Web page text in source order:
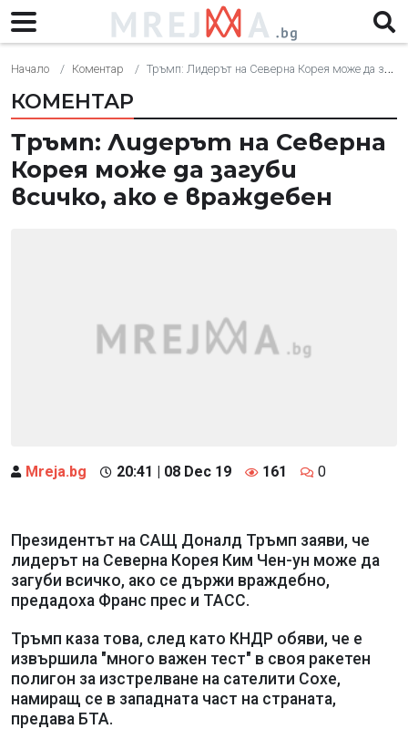
Начало Коментар Тръмп: Лидерът на Северна Корея може да загуби всичко, ако е враждебен
КОМЕНТАР
Тръмп: Лидерът на Северна
Корея може да загуби
всичко, ако е враждебен
Mreja.bg 20:41 | 08 Dec 19 161 0
Президентът на САЩ Доналд Тръмп заяви, че
лидерът на Северна Корея Ким Чен-ун може да
загуби всичко, ако се държи враждебно,
предадоха Франс прес и ТАСС.
Тръмп каза това, след като КНДР обяви, че е
извършила "много важен тест" в своя ракетен
полигон за изстрелване на сателити Сохе,
намиращ се в западната част на страната,
предава БТА.